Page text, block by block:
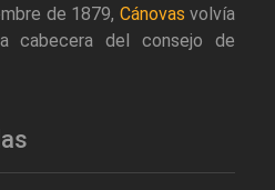
de 1879, Cánovas volvía
cabecera del consejo de